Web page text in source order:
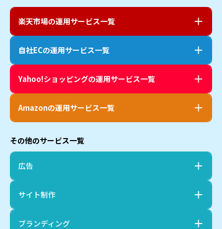
楽天市場の運用サービス一覧
自社ECの運用サービス一覧
Yahoo!ショッピングの運用サービス一覧
Amazonの運用サービス一覧
その他のサービス一覧
広告
サイト制作
ブランディング